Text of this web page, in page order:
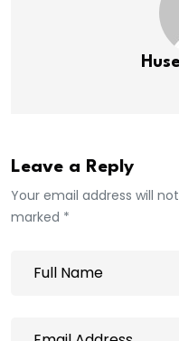
Leave a Reply
Your email address will
marked *